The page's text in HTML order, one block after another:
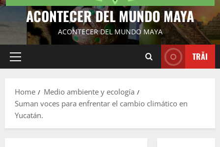
ACONTECER DEL MUNDO MAYA
ACONTECER DEL MUNDO MAYA
Primary
TRĂI
Home
Medio ambiente y ecología
Suman voces para enfrentar el cambio climático en
Yucatán.